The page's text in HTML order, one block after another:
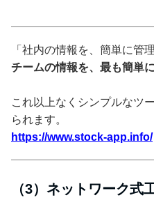
「社内の情報を、簡単に管
チームの情報を、最も簡単
これ以上なくシンプルなツ
られます。
https://www.stock-app.info/
（3）ネットワーク式